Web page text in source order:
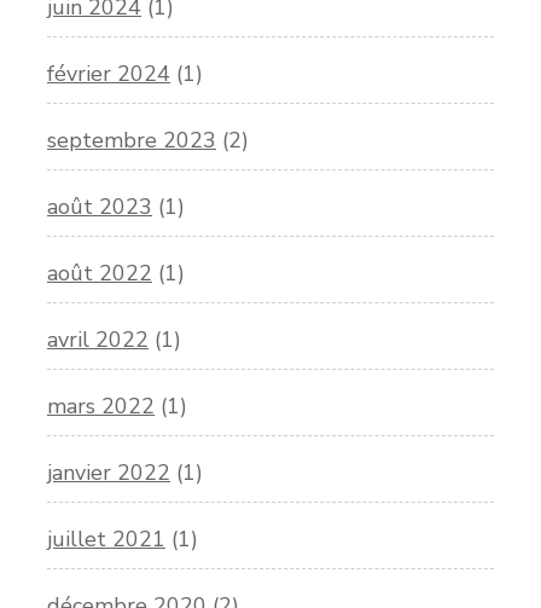
juin 2024 (1)
février 2024 (1)
septembre 2023 (2)
août 2023 (1)
août 2022 (1)
avril 2022 (1)
mars 2022 (1)
janvier 2022 (1)
juillet 2021 (1)